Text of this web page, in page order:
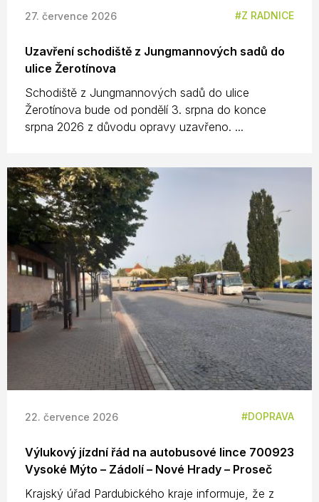
27. července 2026 Z RADNICE
Uzavření schodiště z Jungmannových sadů do
ulice Žerotínova
Schodiště z Jungmannových sadů do ulice
Žerotínova bude od pondělí 3. srpna do konce
srpna 2026 z důvodu opravy uzavřeno. ...
22. července 2026 DOPRAVA
Výlukový jízdní řád na autobusové lince 700923
Vysoké Mýto – Zádolí – Nové Hrady – Proseč
Krajský úřad Pardubického kraje informuje, že z